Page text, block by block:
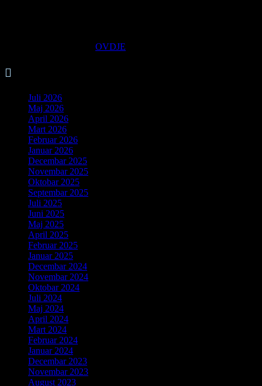
OVDJE

Juli 2026
Maj 2026
April 2026
Mart 2026
Februar 2026
Januar 2026
Decembar 2025
Novembar 2025
Oktobar 2025
Septembar 2025
Juli 2025
Juni 2025
Maj 2025
April 2025
Februar 2025
Januar 2025
Decembar 2024
Novembar 2024
Oktobar 2024
Juli 2024
Maj 2024
April 2024
Mart 2024
Februar 2024
Januar 2024
Decembar 2023
Novembar 2023
August 2023